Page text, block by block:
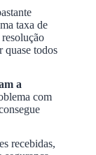
taxa de
quase todos
a
com
recebidas,